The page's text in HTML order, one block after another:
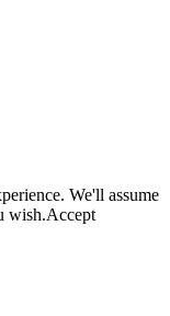
We'll assume
wish.Accept